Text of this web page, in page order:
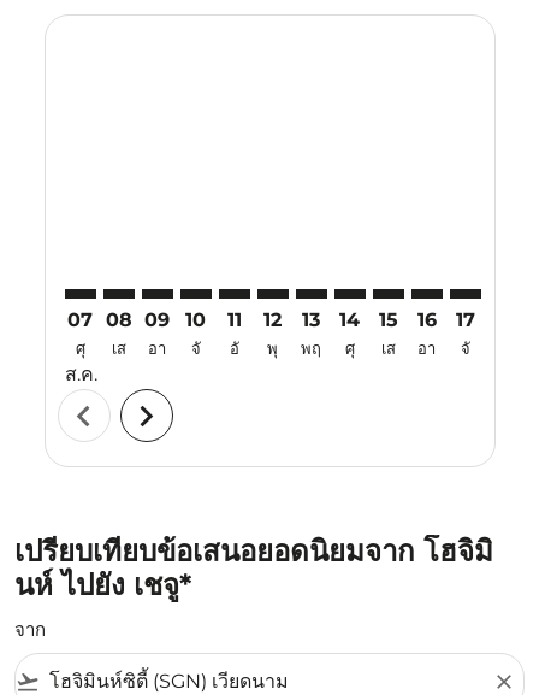
07
ศุ
ส.ค.
08
เส
09
อา
10
จั
11
อั
12
พุ
13
พฤ
14
ศุ
15
เส
16
อา
17
จั
chevron_left chevron_right
เปรียบเทียบข้อเสนอยอดนิยมจาก โฮจิมิ
นห์ ไปยัง เชจู*
จาก
flight_takeoff close